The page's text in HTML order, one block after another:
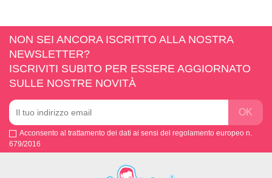
NON SEI ANCORA ISCRITTO ALLA NOSTRA
NEWSLETTER?
ISCRIVITI SUBITO PER ESSERE AGGIORNATO
SULLE NOSTRE NOVITÀ
Acconsento al trattamento dei dati ai sensi del regolamento europeo n.
679/2016